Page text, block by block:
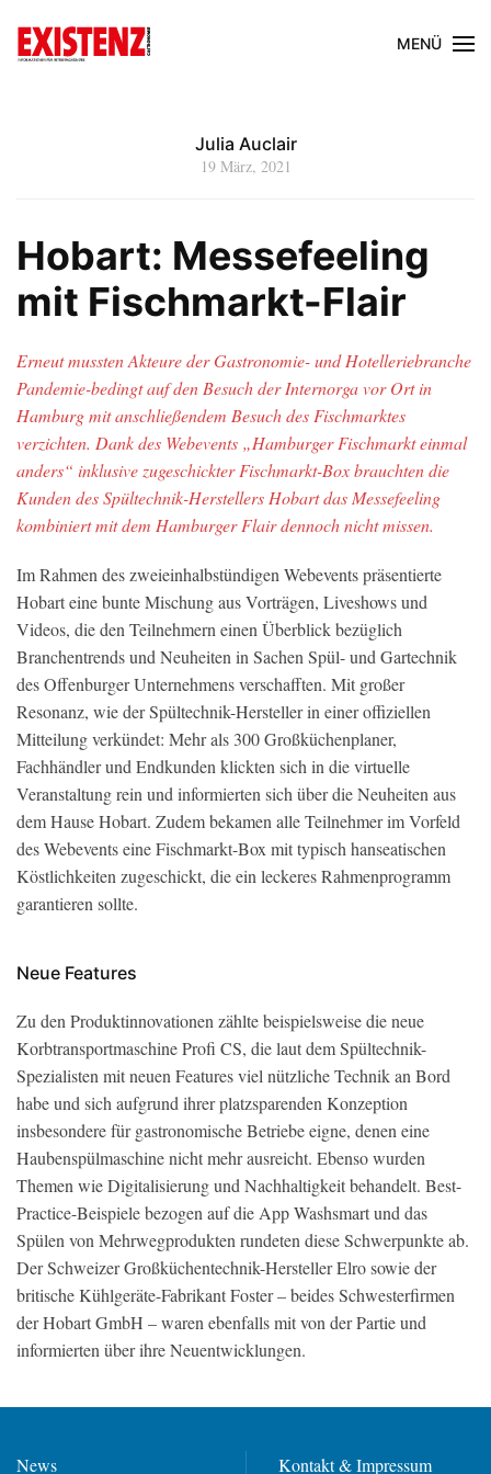
MENÜ
Julia Auclair
19 März, 2021
Hobart: Messefeeling
mit Fischmarkt-Flair
Erneut mussten Akteure der Gastronomie- und Hotelleriebranche
Pandemie-bedingt auf den Besuch der Internorga vor Ort in
Hamburg mit anschließendem Besuch des Fischmarktes
verzichten. Dank des Webevents „Hamburger Fischmarkt einmal
anders“ inklusive zugeschickter Fischmarkt-Box brauchten die
Kunden des Spültechnik-Herstellers Hobart das Messefeeling
kombiniert mit dem Hamburger Flair dennoch nicht missen.
Im Rahmen des zweieinhalbstündigen Webevents präsentierte
Hobart eine bunte Mischung aus Vorträgen, Liveshows und
Videos, die den Teilnehmern einen Überblick bezüglich
Branchentrends und Neuheiten in Sachen Spül- und Gartechnik
des Offenburger Unternehmens verschafften. Mit großer
Resonanz, wie der Spültechnik-Hersteller in einer offiziellen
Mitteilung verkündet: Mehr als 300 Großküchenplaner,
Fachhändler und Endkunden klickten sich in die virtuelle
Veranstaltung rein und informierten sich über die Neuheiten aus
dem Hause Hobart. Zudem bekamen alle Teilnehmer im Vorfeld
des Webevents eine Fischmarkt-Box mit typisch hanseatischen
Köstlichkeiten zugeschickt, die ein leckeres Rahmenprogramm
garantieren sollte.
Neue Features
Zu den Produktinnovationen zählte beispielsweise die neue
Korbtransportmaschine Profi CS, die laut dem Spültechnik-
Spezialisten mit neuen Features viel nützliche Technik an Bord
habe und sich aufgrund ihrer platzsparenden Konzeption
insbesondere für gastronomische Betriebe eigne, denen eine
Haubenspülmaschine nicht mehr ausreicht. Ebenso wurden
Themen wie Digitalisierung und Nachhaltigkeit behandelt. Best-
Practice-Beispiele bezogen auf die App Washsmart und das
Spülen von Mehrwegprodukten rundeten diese Schwerpunkte ab.
Der Schweizer Großküchentechnik-Hersteller Elro sowie der
britische Kühlgeräte-Fabrikant Foster – beides Schwesterfirmen
der Hobart GmbH – waren ebenfalls mit von der Partie und
informierten über ihre Neuentwicklungen.
News Kontakt & Impressum